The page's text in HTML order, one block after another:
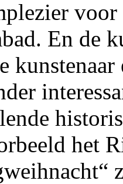
En de
het